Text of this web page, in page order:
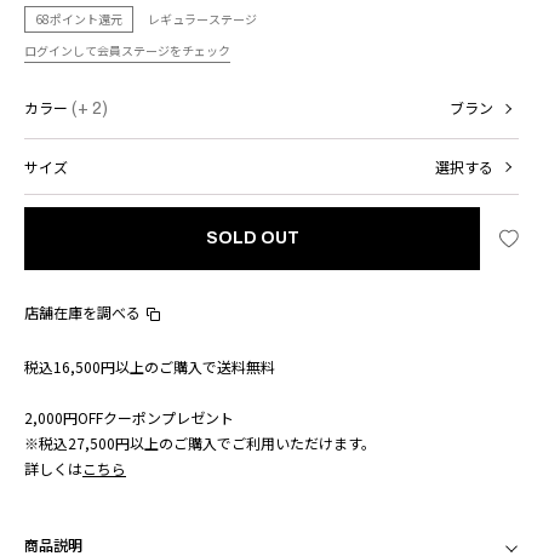
68ポイント還元
レギュラーステージ
ログインして会員ステージをチェック
カラー (+ 2) ブラン
サイズ 選択する
SOLD OUT
店舗在庫を調べる
税込16,500円以上のご購入で送料無料
2,000円OFFクーポンプレゼント
※税込27,500円以上のご購入でご利用いただけます。
詳しくはこちら
商品説明